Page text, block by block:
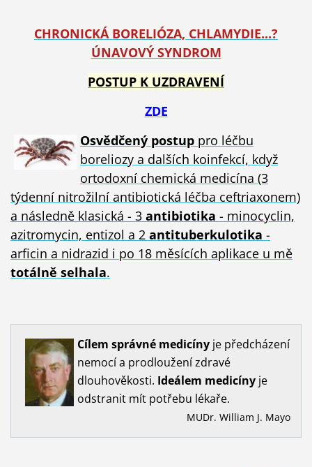
CHRONICKÁ BORELIÓZA, CHLAMYDIE...?
ÚNAVOVÝ SYNDROM
POSTUP K UZDRAVENÍ
ZDE
Osvědčený postuppro léčbu
boreliozy a dalších koinfekcí, když
ortodoxní chemická medicína (3
týdenní nitrožilní antibiotická léčba ceftriaxonem)
a následně klasická - 3 antibiotika - minocyclin,
azitromycin, entizol a 2 antituberkulotika -
arficin a nidrazid i po 18 měsících aplikace u mě
totálně selhala.
Cílem správné medicíny je předcházení
nemocí a prodloužení zdravé
dlouhověkosti. Ideálem medicínyje
odstranit mít potřebu lékaře.
MUDr. William J. Mayo